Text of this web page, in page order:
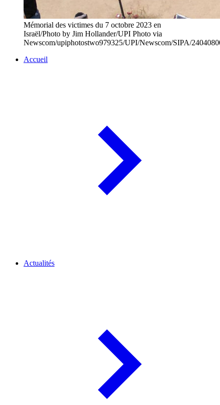
Mémorial des victimes du 7 octobre 2023 en
Israël/Photo by Jim Hollander/UPI Photo via
Newscom/upiphotostwo979325/UPI/Newscom/SIPA/
Accueil
Actualités